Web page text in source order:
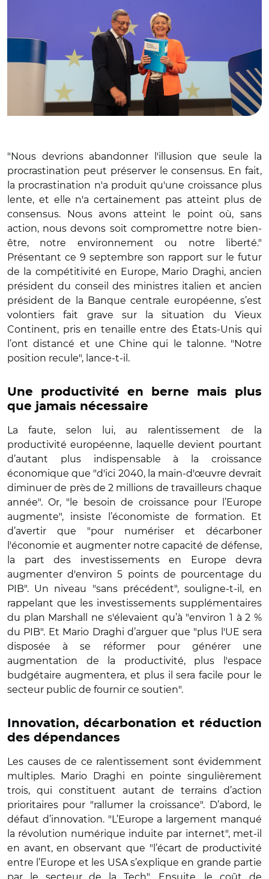
"Nous devrions abandonner l'illusion que seule la
procrastination peut préserver le consensus. En fait,
la procrastination n'a produit qu'une croissance plus
lente, et elle n'a certainement pas atteint plus de
consensus. Nous avons atteint le point où, sans
action, nous devons soit compromettre notre bien-
être, notre environnement ou notre liberté."
Présentant ce 9 septembre son rapport sur le futur
de la compétitivité en Europe, Mario Draghi, ancien
président du conseil des ministres italien et ancien
président de la Banque centrale européenne, s’est
volontiers fait grave sur la situation du Vieux
Continent, pris en tenaille entre des États-Unis qui
l’ont distancé et une Chine qui le talonne. "Notre
position recule", lance-t-il.
Une productivité en berne mais plus
que jamais nécessaire
La faute, selon lui, au ralentissement de la
productivité européenne, laquelle devient pourtant
d’autant plus indispensable à la croissance
économique que "d'ici 2040, la main-d'œuvre devrait
diminuer de près de 2 millions de travailleurs chaque
année". Or, "le besoin de croissance pour l’Europe
augmente", insiste l’économiste de formation. Et
d’avertir que "pour numériser et décarboner
l'économie et augmenter notre capacité de défense,
la part des investissements en Europe devra
augmenter d'environ 5 points de pourcentage du
PIB". Un niveau "sans précédent", souligne-t-il, en
rappelant que les investissements supplémentaires
du plan Marshall ne s'élevaient qu’à "environ 1 à 2 %
du PIB". Et Mario Draghi d’arguer que "plus l'UE sera
disposée à se réformer pour générer une
augmentation de la productivité, plus l'espace
budgétaire augmentera, et plus il sera facile pour le
secteur public de fournir ce soutien".
Innovation, décarbonation et réduction
des dépendances
Les causes de ce ralentissement sont évidemment
multiples. Mario Draghi en pointe singulièrement
trois, qui constituent autant de terrains d’action
prioritaires pour "rallumer la croissance". D’abord, le
défaut d’innovation. "L’Europe a largement manqué
la révolution numérique induite par internet", met-il
en avant, en observant que "l’écart de productivité
entre l’Europe et les USA s’explique en grande partie
par le secteur de la Tech". Ensuite, le coût de